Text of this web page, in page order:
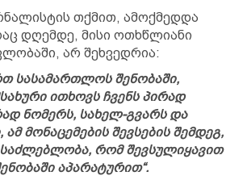
თქმით, ამოქმედდა
დღემდე, მისი ოთხწლიანი
არ შეხვედრია:
სასამართლოს შენობაში,
ითხოვს ჩვენს პირად
ნომერს, სახელ-გვარს და
მონაცემების შევსების შემდეგ,
რომ შევსულიყავით
აპარატურით“.